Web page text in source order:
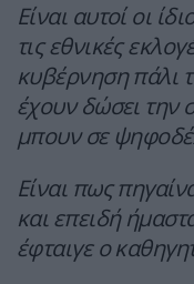
Είναι αυτοί οι
τις εθνικές
κυβέρνηση πάλι
έχουν δώσει την
μπουν σε
Είναι πως
και επειδή
έφταιγε ο